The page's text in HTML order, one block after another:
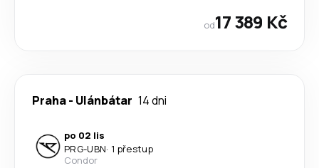
od17 389 Kč
Praha- Ulánbátar 14 dni
po 02 lis
PRG-UBN· 1 přestup
Condor